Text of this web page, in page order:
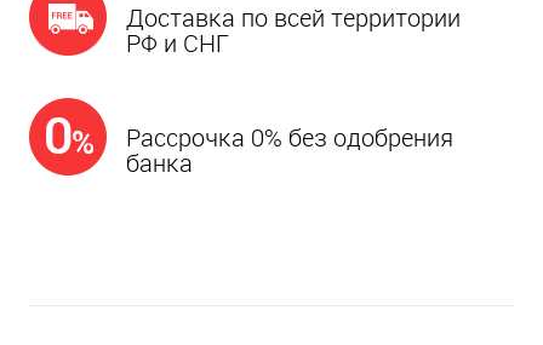
Доставка по всей территории
РФ и СНГ
Рассрочка 0% без одобрения
банка